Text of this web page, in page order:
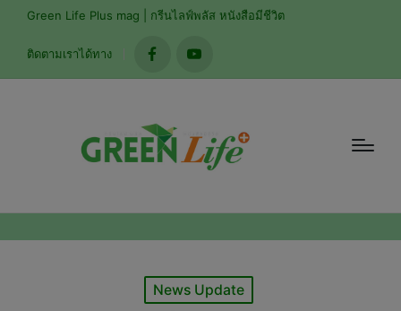
Green Life Plus mag | กรีนไลฟ์พลัส หนังสือมีชีวิต
ติดตามเราได้ทาง
facebookyoutube
Posted
News Update
modal-check